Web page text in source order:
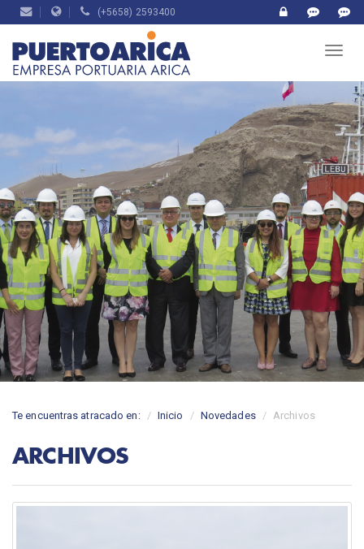
(+5658) 2593400
Te encuentras atracado en: Inicio Novedades Archivos
ARCHIVOS